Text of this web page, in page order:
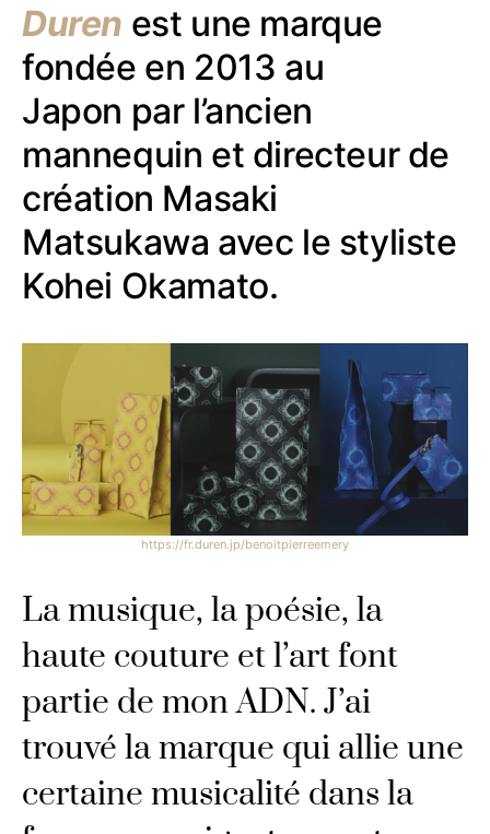
Duren est une marque
fondée en 2013 au
Japon par l’ancien
mannequin et directeur de
création Masaki
Matsukawa avec le styliste
Kohei Okamato.
https://fr.duren.jp/benoitpierreemery
La musique, la poésie, la
haute couture et l’art font
partie de mon ADN. J’ai
trouvé la marque qui allie une
certaine musicalité dans la